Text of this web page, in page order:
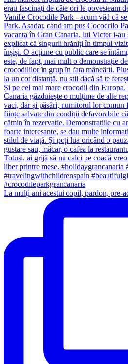
La mulți ani acestui copil, pardon, pre-